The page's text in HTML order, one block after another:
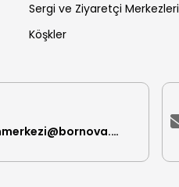
Sergi ve Ziyaretçi Merkezleri
Köşkler
iletisimmerkezi@bornova.bel.tr